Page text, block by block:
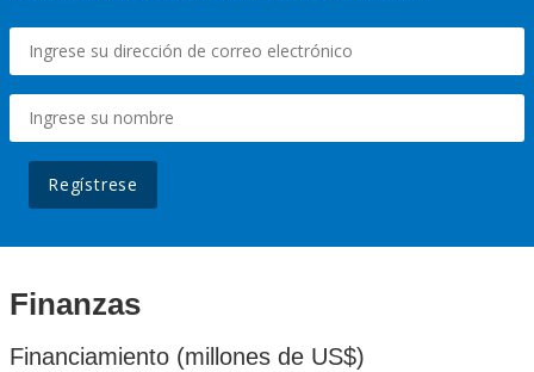
Regístrese
Finanzas
Financiamiento (millones de US$)